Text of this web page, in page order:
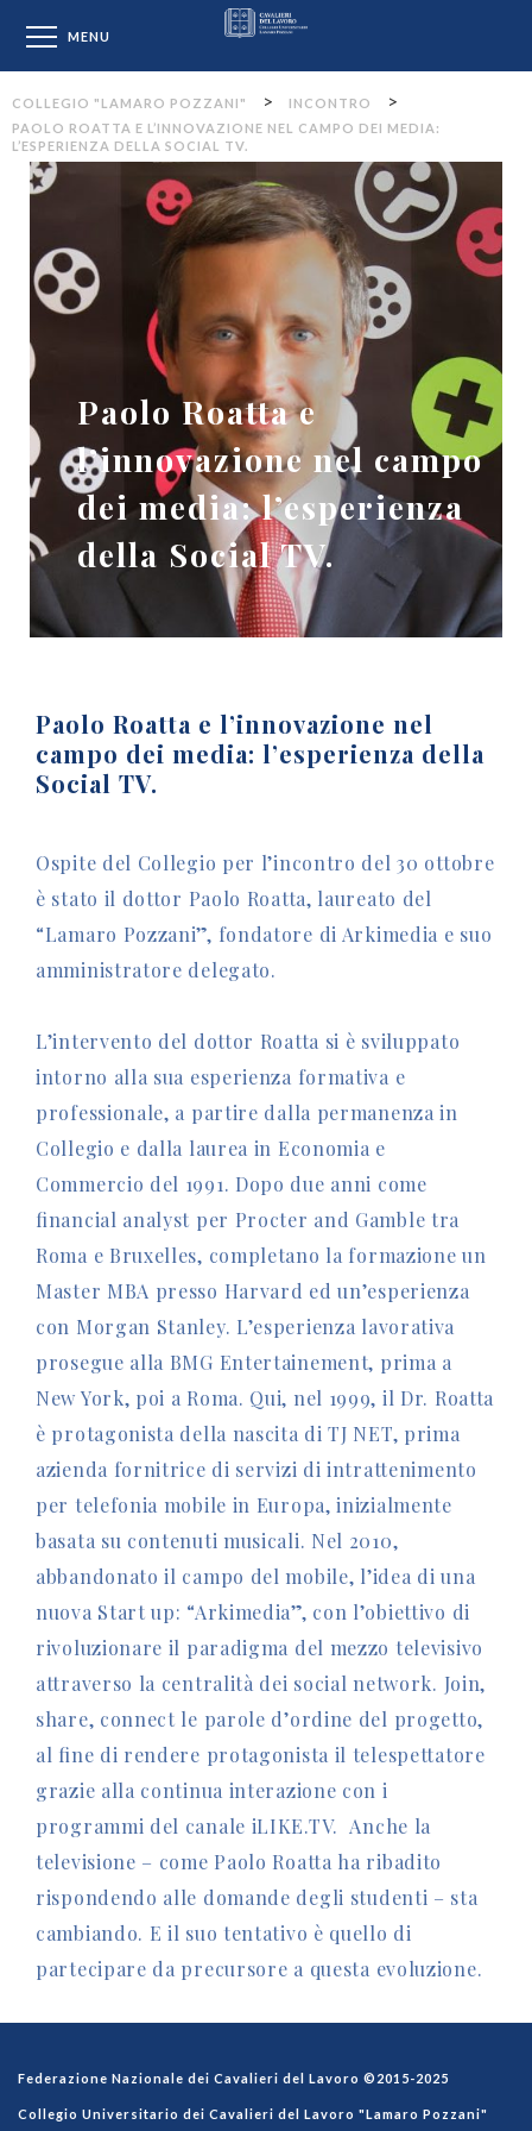
MENU
COLLEGIO "LAMARO POZZANI" > INCONTRO >
PAOLO ROATTA E L’INNOVAZIONE NEL CAMPO DEI MEDIA:
L’ESPERIENZA DELLA SOCIAL TV.
Paolo Roatta e
l’innovazione nel campo
dei media: l’esperienza
della Social TV.
Paolo Roatta e l’innovazione nel
campo dei media: l’esperienza della
Social TV.
Ospite del Collegio per l’incontro del 30 ottobre
è stato il dottor Paolo Roatta, laureato del
“Lamaro Pozzani”, fondatore di Arkimedia e suo
amministratore delegato.
L’intervento del dottor Roatta si è sviluppato
intorno alla sua esperienza formativa e
professionale, a partire dalla permanenza in
Collegio e dalla laurea in Economia e
Commercio del 1991. Dopo due anni come
financial analyst per Procter and Gamble tra
Roma e Bruxelles, completano la formazione un
Master MBA presso Harvard ed un’esperienza
con Morgan Stanley. L’esperienza lavorativa
prosegue alla BMG Entertainement, prima a
New York, poi a Roma. Qui, nel 1999, il Dr. Roatta
è protagonista della nascita di TJ NET, prima
azienda fornitrice di servizi di intrattenimento
per telefonia mobile in Europa, inizialmente
basata su contenuti musicali. Nel 2010,
abbandonato il campo del mobile, l’idea di una
nuova Start up: “Arkimedia”, con l’obiettivo di
rivoluzionare il paradigma del mezzo televisivo
attraverso la centralità dei social network. Join,
share, connect le parole d’ordine del progetto,
al fine di rendere protagonista il telespettatore
grazie alla continua interazione con i
programmi del canale iLIKE.TV. Anche la
televisione – come Paolo Roatta ha ribadito
rispondendo alle domande degli studenti – sta
cambiando. E il suo tentativo è quello di
partecipare da precursore a questa evoluzione.
Federazione Nazionale dei Cavalieri del Lavoro ©2015-2025
Collegio Universitario dei Cavalieri del Lavoro "Lamaro Pozzani"